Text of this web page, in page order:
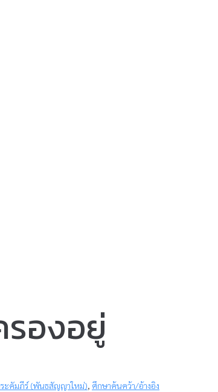
รองอยู่
ะคัมภีร์ (พันธสัญญาใหม่), ศึกษาค้นคว้า/อ้างอิง